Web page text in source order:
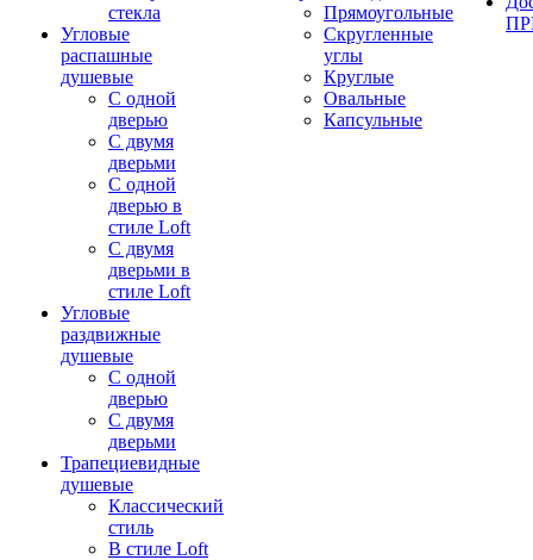
стекла
Угловые
распашные
душевые
С одной
дверью
С двумя
дверьми
С одной
дверью в
стиле Loft
С двумя
дверьми в
стиле Loft
Угловые
раздвижные
душевые
С одной
дверью
С двумя
дверьми
Трапециевидные
душевые
Классический
стиль
В стиле Loft
Прямоугольные
Скругленные
углы
Круглые
Овальные
Капсульные